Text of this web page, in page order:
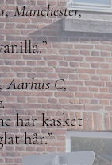
Manchester,
Aarhus C,
har kasket
hår.”